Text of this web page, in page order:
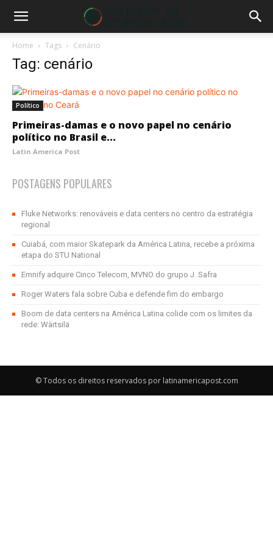
Home Tags Cenário
Tag: cenário
Político
Primeiras-damas e o novo papel no cenário
político no Brasil e...
Latin America Post
POSTAGENS POPULARES
Fluke Networks: renováveis e data centers no centro da estratégia
regional
Cuiabá, com maior Skatepark da América Latina, recebe a próxima
etapa do STU National
Emnify adquire Cinco Telecom, MVNO do grupo J. Safra
Roger Waters fala sobre Cuba e defende fim do embargo
Boom de data centers na América Latina colide com os limites da
rede: Wärtsilä
© Todos os direitos reservados por latinamericapost.com